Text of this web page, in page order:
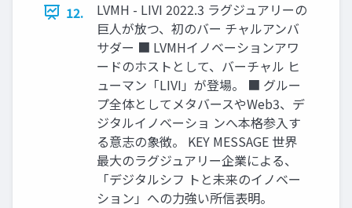
12.
LVMH - LIVI 2022.3 ラグジュアリーの
巨⼈が放つ、初のバー チャルアンバ
サダー ■ LVMHイノベーションアワ
ードのホストとして、バーチャル ヒ
ューマン「LIVI」が登場。 ■ グルー
プ全体としてメタバースやWeb3、デ
ジタルイノベーショ ンへ本格参⼊す
る意志の象徴。 KEY MESSAGE 世界
最⼤のラグジュアリー企業による、
「デジタルシフ トと未来のイノベー
ション」への⼒強い所信表明。